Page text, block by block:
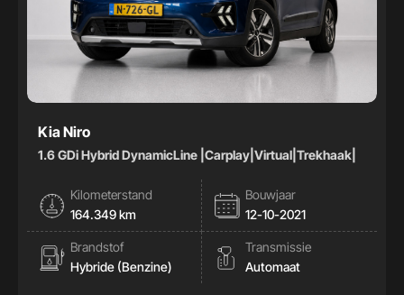
Kia Niro
1.6 GDi Hybrid DynamicLine |Carplay|Virtual|Trekhaak|
Kilometerstand
164.349 km
Bouwjaar
12-10-2021
Brandstof
Hybride (Benzine)
Transmissie
Automaat